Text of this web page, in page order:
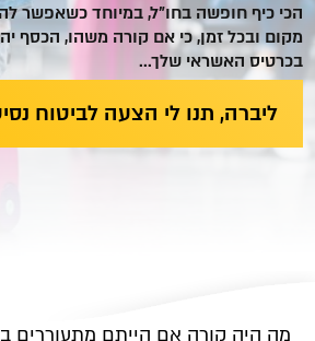
הכי כיף חופשה בחו"ל, במיוחד כשאפשר
מקום ובכל זמן, כי אם קורה משהו, הכסף
בכרטיס האשראי שלך...
ליברה, תנו לי הצעה לביטוח
מה היה קורה אם הייתם מתעוררים